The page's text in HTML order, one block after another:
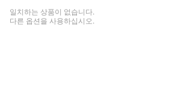
일치하는 상품이 없습니다.
다른 옵션을 사용하십시오.